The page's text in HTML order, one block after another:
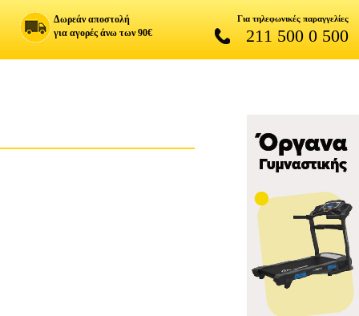
Δωρεάν αποστολή
για αγορές άνω των 90€
Για τηλεφωνικές παραγγελίες
211 500 0 500